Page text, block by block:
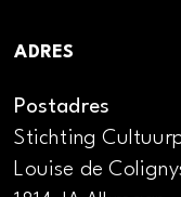
ADRES
Postadres
Stichting
Louise de